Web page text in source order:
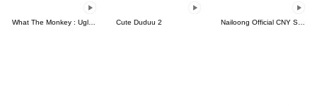
Cute Duduu 2 Nailoong Official CNY Sticker